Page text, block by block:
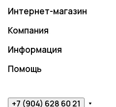
Экспериментирует с
цветовыми решениями.
Интернет-магазин
Компания
Информация
Помощь
+7 (904) 628 60 21